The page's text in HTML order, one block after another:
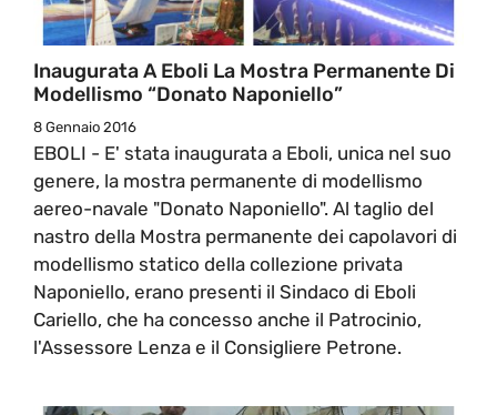
Inaugurata A Eboli La Mostra Permanente Di
Modellismo “Donato Naponiello”
8 Gennaio 2016
EBOLI - E' stata inaugurata a Eboli, unica nel suo
genere, la mostra permanente di modellismo
aereo-navale "Donato Naponiello". Al taglio del
nastro della Mostra permanente dei capolavori di
modellismo statico della collezione privata
Naponiello, erano presenti il Sindaco di Eboli
Cariello, che ha concesso anche il Patrocinio,
l'Assessore Lenza e il Consigliere Petrone.